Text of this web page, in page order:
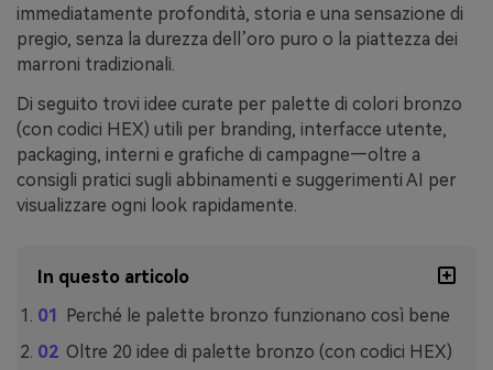
immediatamente profondità, storia e una sensazione di
pregio, senza la durezza dell’oro puro o la piattezza dei
marroni tradizionali.
Di seguito trovi idee curate per palette di colori bronzo
(con codici HEX) utili per branding, interfacce utente,
packaging, interni e grafiche di campagne—oltre a
consigli pratici sugli abbinamenti e suggerimenti AI per
visualizzare ogni look rapidamente.
In questo articolo
Perché le palette bronzo funzionano così bene
Oltre 20 idee di palette bronzo (con codici HEX)